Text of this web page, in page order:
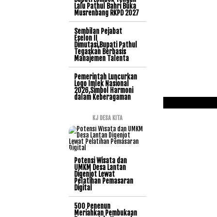
Lalu Pathul Bahri Buka
Musrenbang RKPD 2027
Sembilan Pejabat
Eselon II
Dimutasi,Bupati Pathul
Tegaskan Berbasis
Manajemen Talenta
Pemerintah Luncurkan
Logo Imlek Nasional
2026,Simbol Harmoni
dalam Keberagaman
KJ DESA KITA
Potensi Wisata dan
UMKM Desa Lantan
Digenjot Lewat
Pelatihan Pemasaran
Digital
500 Penenun
Meriahkan Pembukaan